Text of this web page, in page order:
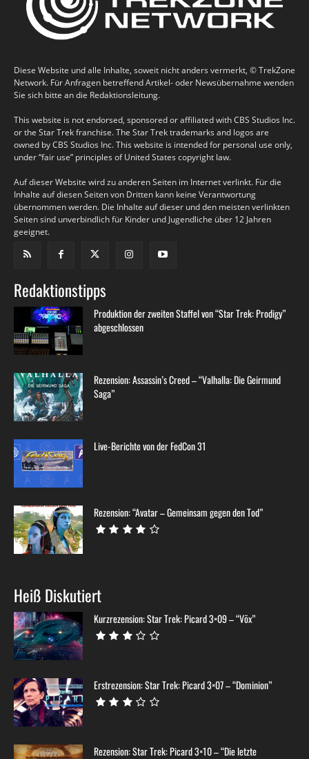
Diese Website und alle Inhalte, soweit nicht anders vermerkt, © TrekZone
Network. Für Anfragen betreffend Artikel- oder Newsübernahme wenden
Sie sich bitte an die Redaktionsleitung.
This website is not endorsed, sponsored or affiliated with CBS Studios Inc.
or the Star Trek franchise. The Star Trek trademarks and logos are
owned by CBS Studios Inc. This website is intended for personal use only,
under “fair use” principles of United States copyright law.
Auf dieser Website wird zu anderen Seiten im Internet verlinkt. Für die
Inhalte auf diesen Seiten von Dritten kann keine Verantwortung
übernommen werden. Die Inhalte auf dieser und den meisten verlinkten
Seiten sind unverbindlich für Kinder und Jugendliche über 12 Jahren
geeignet.
Redaktionstipps
Produktion der zweiten Staffel von “Star Trek: Prodigy”
abgeschlossen
Rezension: Assassin’s Creed – “Valhalla: Die Geirmund
Saga”
Live-Berichte von der FedCon 31
Rezension: “Avatar – Gemeinsam gegen den Tod”
Heiß Diskutiert
Kurzrezension: Star Trek: Picard 3×09 – “Võx”
Erstrezension: Star Trek: Picard 3×07 – “Dominion”
Rezension: Star Trek: Picard 3×10 – “Die letzte